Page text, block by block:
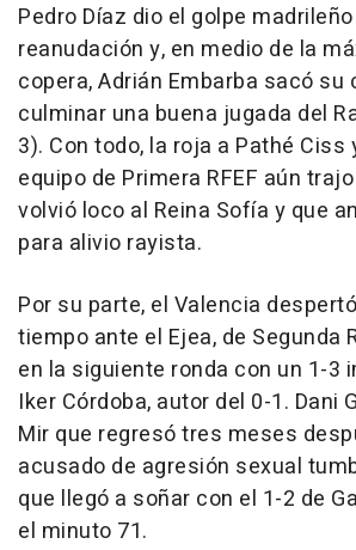
Pedro Díaz dio el golpe
reanudación y, en medio de la
copera, Adrián Embarba sacó su
culminar una buena jugada del
3). Con todo, la roja a Pathé Ciss
equipo de Primera RFEF aún
volvió loco al Reina Sofía y que
para alivio rayista.
Por su parte, el Valencia
tiempo ante el Ejea, de Segunda
en la siguiente ronda con un 1-3
Iker Córdoba, autor del 0-1. Dani
Mir que regresó tres meses
acusado de agresión sexual
que llegó a soñar con el 1-2 de
el minuto 71.